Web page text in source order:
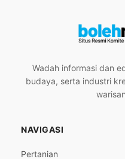
Wadah informasi dan
budaya, serta industri
NAVIGASI
Pertanian